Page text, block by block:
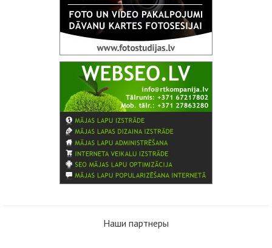
Наши партнеры